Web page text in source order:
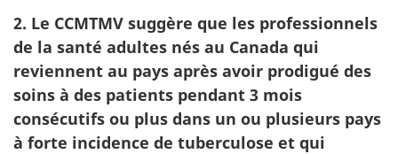
2. Le CCMTMV suggère que les professionnels
de la santé adultes nés au Canada qui
reviennent au pays après avoir prodigué des
soins à des patients pendant 3 mois
consécutifs ou plus dans un ou plusieurs pays
à forte incidence de tuberculose et qui